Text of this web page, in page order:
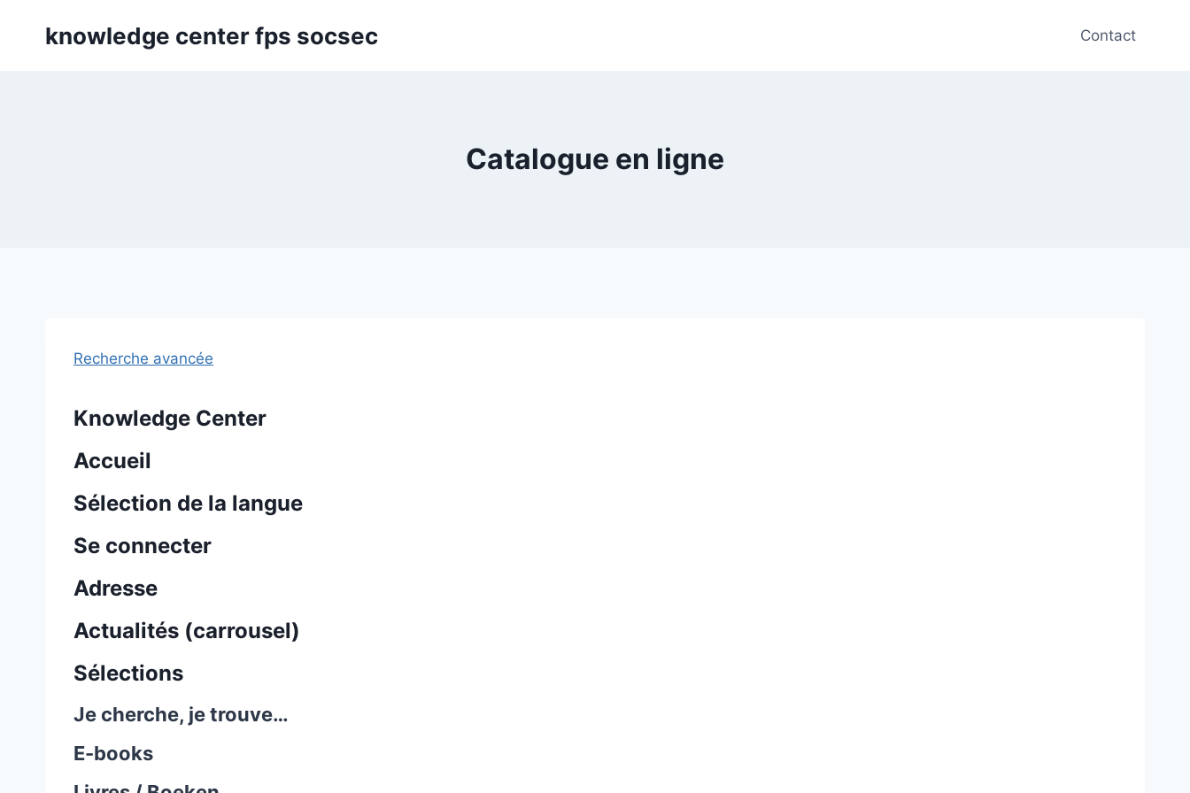
knowledge center fps socsec Contact
Catalogue en ligne
Recherche avancée
Knowledge Center
Accueil
Sélection de la langue
Se connecter
Adresse
Actualités (carrousel)
Sélections
Je cherche, je trouve…
E-books